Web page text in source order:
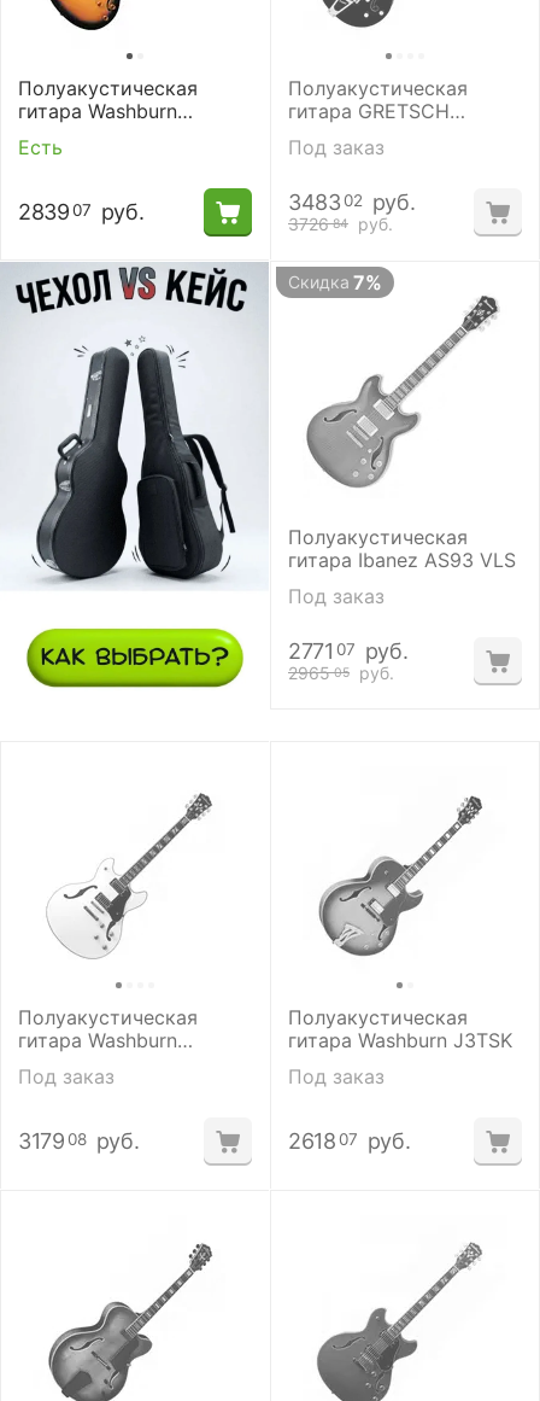
Полуакустическая
гитара Washburn
HB30TSK
Есть
2839 07 руб.
Полуакустическая
гитара GRETSCH
G5420T ELECTROMATIC
HOLLOW BODY BLACK
Под заказ
3726 84 руб.
3483 02 руб.
Скидка 7%
Полуакустическая
гитара Ibanez AS93 VLS
Под заказ
2965 05 руб.
2771 07 руб.
Полуакустическая
гитара Washburn
HB35WHK с кейсом
Под заказ
3179 08 руб.
Полуакустическая
гитара Washburn J3TSK
Под заказ
2618 07 руб.